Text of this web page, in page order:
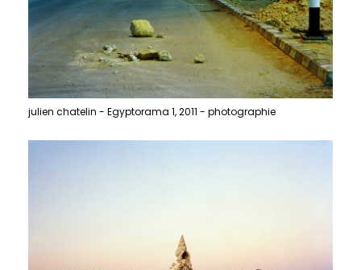
julien chatelin - Egyptorama 1, 2011 - photographie